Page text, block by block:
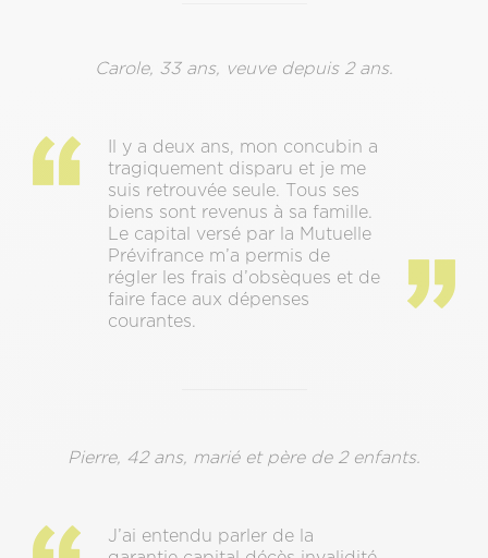
Carole, 33 ans, veuve depuis 2 ans.
Il y a deux ans, mon concubin a
tragiquement disparu et je me
suis retrouvée seule. Tous ses
biens sont revenus à sa famille.
Le capital versé par la Mutuelle
Prévifrance m’a permis de
régler les frais d’obsèques et de
faire face aux dépenses
courantes.
Pierre, 42 ans, marié et père de 2 enfants.
J’ai entendu parler de la